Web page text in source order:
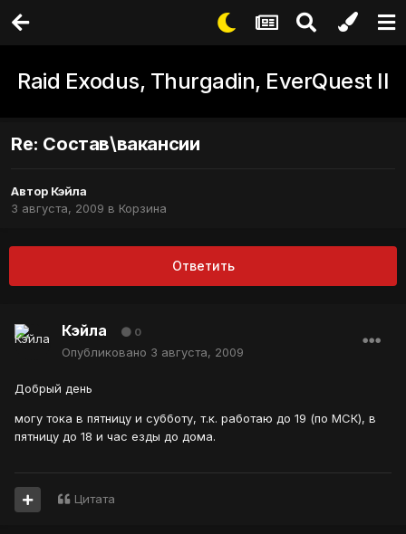
Raid Exodus, Thurgadin, EverQuest II
Re: Состав\вакансии
Автор Кэйла
3 августа, 2009 в Корзина
Ответить
Кэйла 0
Опубликовано 3 августа, 2009
Добрый день
могу тока в пятницу и субботу, т.к. работаю до 19 (по МСК), в
пятницу до 18 и час езды до дома.
Цитата